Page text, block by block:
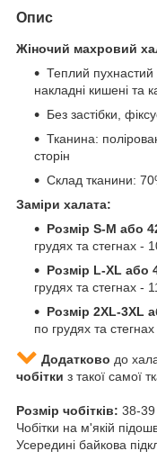
Опис
Жіночий махровий
Теплий
накладні кишені та
Без застібки,
Тканина:
сторін
Склад тканини:
Заміри халата:
Розмір S-M або
грудях та стегнах
Розмір L-XL або
грудях та стегнах
Розмір 2XL-3XL
по грудях та
Додатково до
чобітки з такої самої
Розмір чобітків: 38-39
Чобітки на м'якій
Усередині байкова